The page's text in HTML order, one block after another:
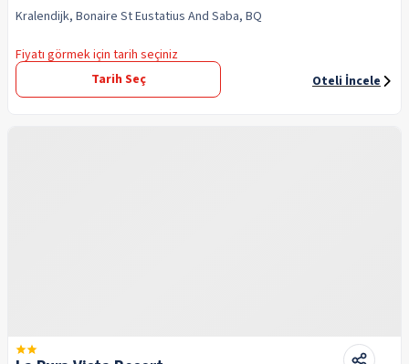
Kralendijk, Bonaire St Eustatius And Saba, BQ
Fiyatı görmek için tarih seçiniz
Tarih Seç
Oteli İncele